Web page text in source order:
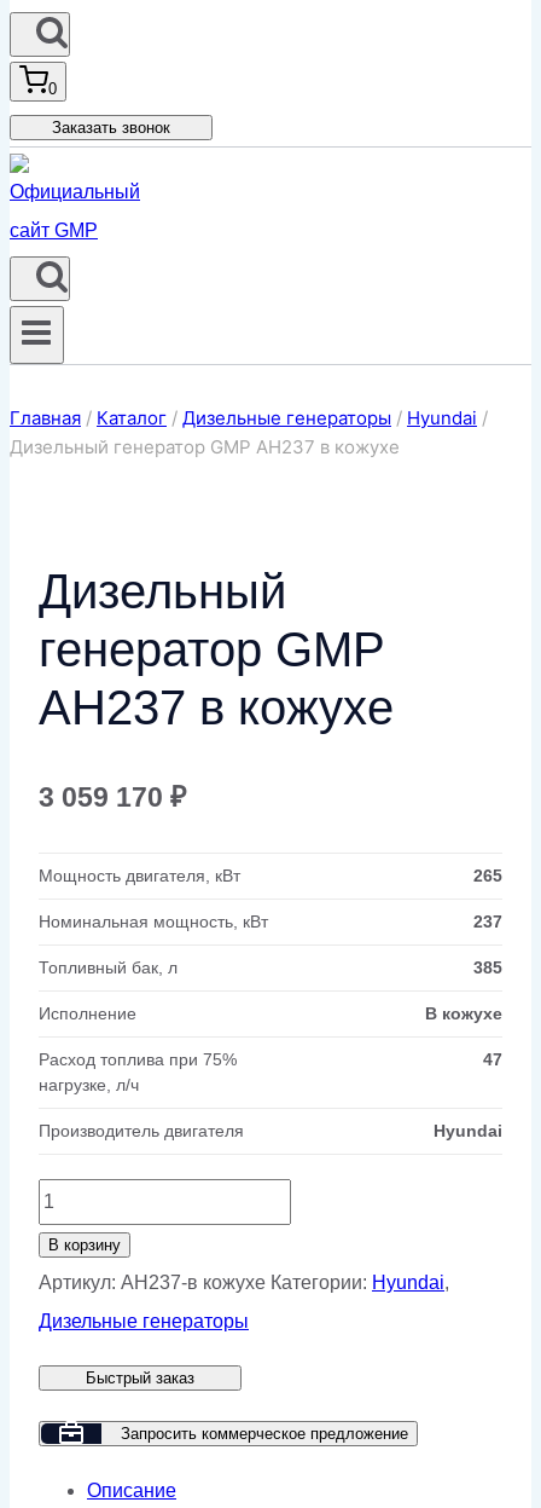
0
Заказать звонок
Главная / Каталог / Дизельные генераторы / Hyundai /
Дизельный генератор GMP AH237 в кожухе
Дизельный
генератор GMP
AH237 в кожухе
3 059 170 ₽
Мощность двигателя, кВт 265
Номинальная мощность, кВт 237
Топливный бак, л 385
Исполнение В кожухе
Расход топлива при 75%
нагрузке, л/ч
47
Производитель двигателя Hyundai
Количество
товара
Дизельный
генератор
AH237
в
В корзину
Артикул: AH237-в кожухе Категории: Hyundai,
Дизельные генераторы
Быстрый заказ
Запросить коммерческое предложение
Описание